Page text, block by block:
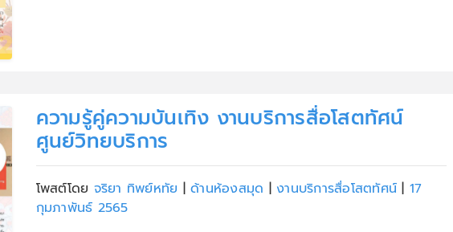
ความรู้คู่ความบันเทิง งานบริการสื่อโสตทัศน์
ศูนย์วิทยบริการ
โพสต์โดย จริยา ทิพย์หทัย | ด้านห้องสมุด | งานบริการสื่อโสตทัศน์| 17
กุมภาพันธ์ 2565